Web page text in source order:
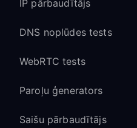
IP pārbaudītājs
DNS noplūdes tests
WebRTC tests
Paroļu ģenerators
Saišu pārbaudītājs